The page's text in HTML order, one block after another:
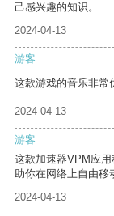
己感兴趣的知识。
2024-04-13
游客
这款游戏的音乐非常
2024-04-13
游客
这款加速器VPM应
助你在网络上自由移
2024-04-13